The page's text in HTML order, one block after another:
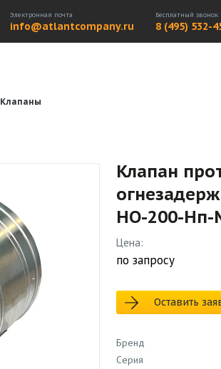
Электронная почта
info@atlantcompany.ru
Бесплатный звонок
8 (495) 532-
Клапаны
Клапан
НО-200-Нп-
Цена:
по запросу
Оставить
Бренд
Серия